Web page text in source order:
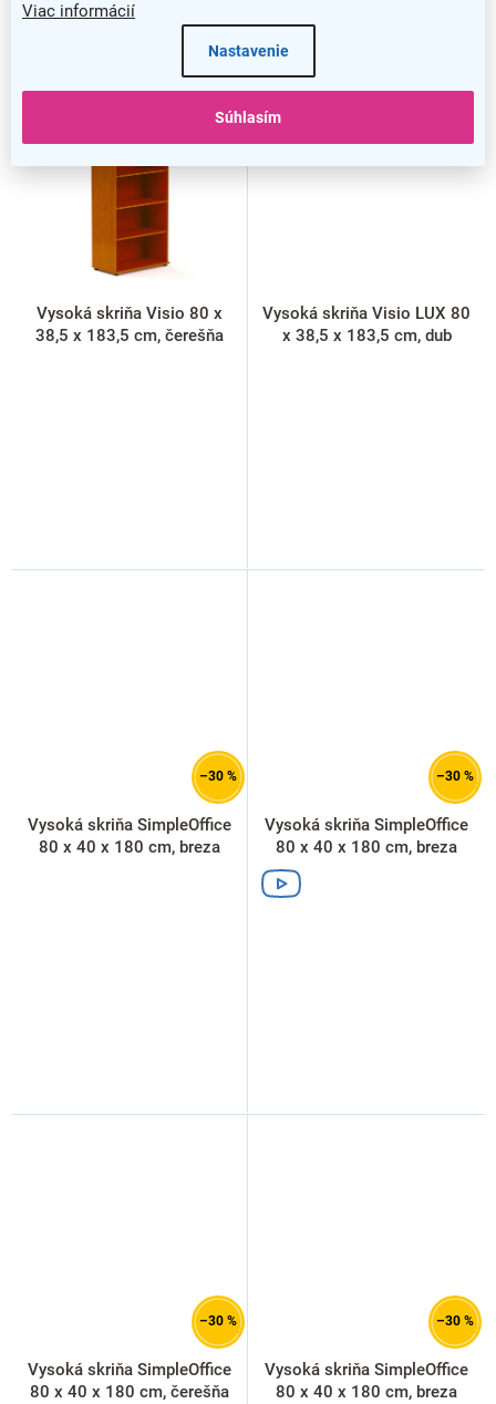
Viac informácií
Nastavenie
Súhlasím
Vysoká skriňa Visio 80 x
38,5 x 183,5 cm, čerešňa
Vysoká skriňa Visio LUX 80
x 38,5 x 183,5 cm, dub
–30 %
Vysoká skriňa SimpleOffice
80 x 40 x 180 cm, breza
–30 %
Vysoká skriňa SimpleOffice
80 x 40 x 180 cm, breza
–30 %
Vysoká skriňa SimpleOffice
80 x 40 x 180 cm, čerešňa
–30 %
Vysoká skriňa SimpleOffice
80 x 40 x 180 cm, breza